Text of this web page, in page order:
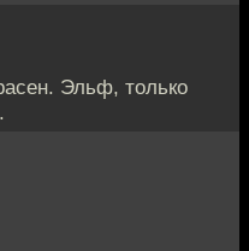
Эльф, только